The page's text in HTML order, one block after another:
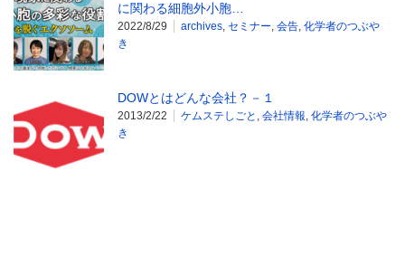
に関わる細胞外小胞…
2022/8/29 archives, セミナー, 会告, 化学者のつぶや
き
DOWとはどんな会社？－１
2013/2/22 ケムステしごと , 会社情報, 化学者のつぶや
き